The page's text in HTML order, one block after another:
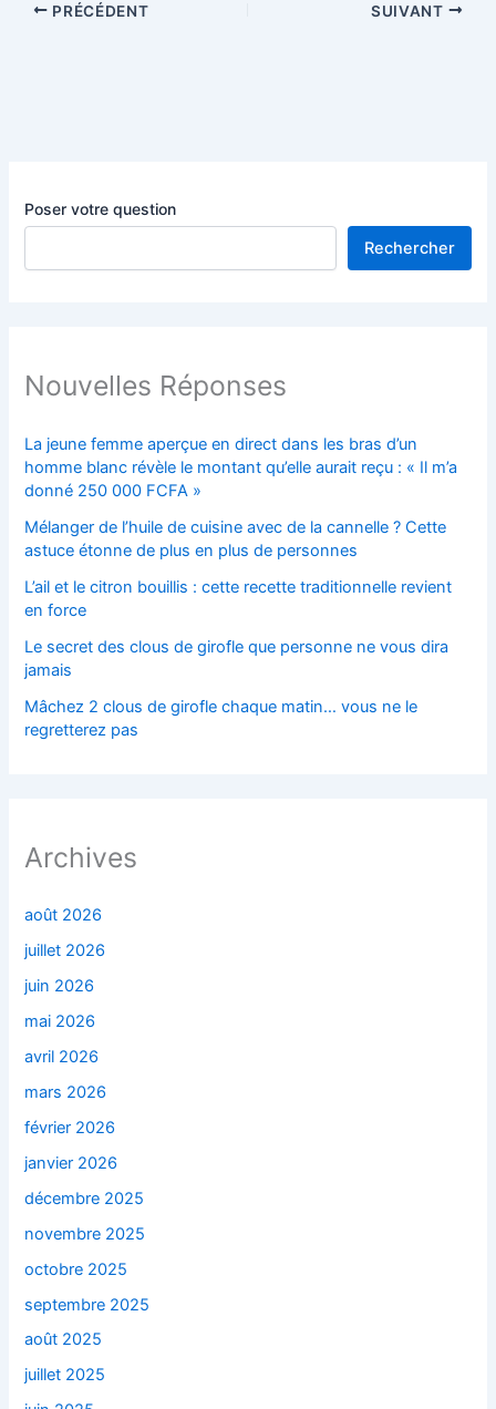
Poser votre question
Rechercher
Nouvelles Réponses
La jeune femme aperçue en direct dans les bras d’un
homme blanc révèle le montant qu’elle aurait reçu : « Il m’a
donné 250 000 FCFA »
Mélanger de l’huile de cuisine avec de la cannelle ? Cette
astuce étonne de plus en plus de personnes
L’ail et le citron bouillis : cette recette traditionnelle revient
en force
Le secret des clous de girofle que personne ne vous dira
jamais
Mâchez 2 clous de girofle chaque matin… vous ne le
regretterez pas
Archives
août 2026
juillet 2026
juin 2026
mai 2026
avril 2026
mars 2026
février 2026
janvier 2026
décembre 2025
novembre 2025
octobre 2025
septembre 2025
août 2025
juillet 2025
PRÉCÉDENT SUIVANT